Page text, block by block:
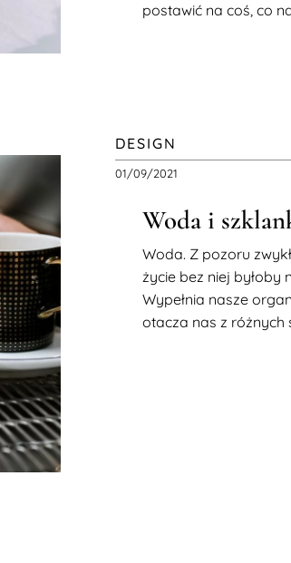
postawić na coś, co
DESIGN
01/09/2021
Woda i
Woda. Z pozoru
życie bez niej byłoby
Wypełnia nasze
otacza nas z różnych